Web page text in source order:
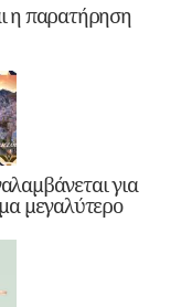
η παρατήρηση
για
μεγαλύτερο